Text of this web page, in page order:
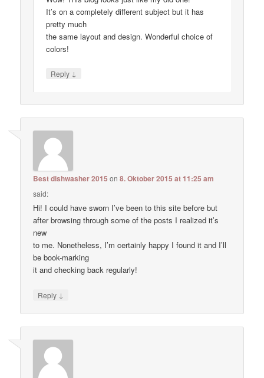
It’s on a completely different subject but it has
pretty much
the same layout and design. Wonderful choice of
colors!
Reply ↓
Best dishwasher 2015 on8. Oktober 2015 at 11:25 am
said:
Hi! I could have sworn I’ve been to this site before but
after browsing through some of the posts I realized it’s
new
to me. Nonetheless, I’m certainly happy I found it and I’ll
be book-marking
it and checking back regularly!
Reply ↓